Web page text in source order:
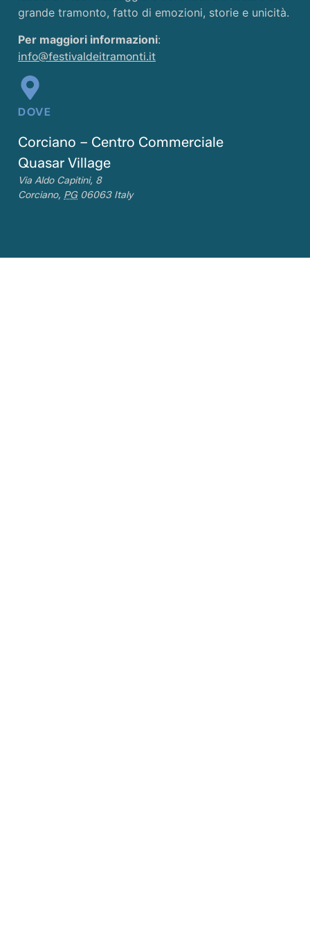
grande tramonto, fatto di emozioni, storie e unicità.
Per maggiori informazioni:
info@festivaldeitramonti.it
DOVE
Corciano – Centro Commerciale
Quasar Village
Via Aldo Capitini, 8
Corciano, PG 06063 Italy